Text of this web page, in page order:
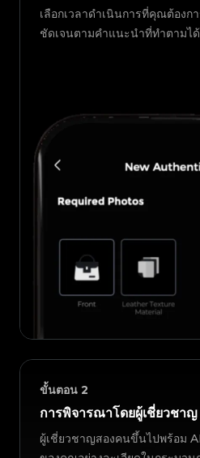
เลือกเวลาดำเนินการที่คุณต้อง
ชัดเจนตามคำแนะนำที่ทำตามได้
ขั้นตอน 2
การพิจารณาโดยผู้เชี่ยวชาญ
ผู้เชี่ยวชาญสองคนขึ้นไปพร้อม